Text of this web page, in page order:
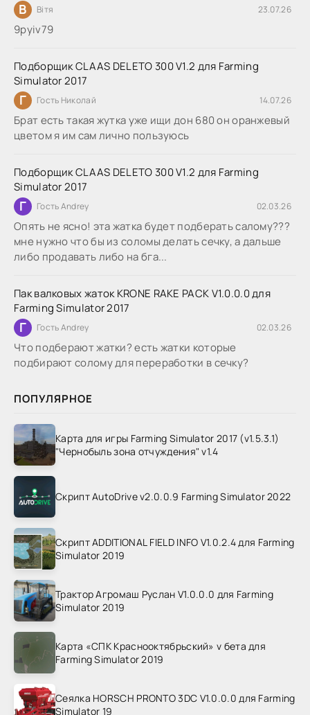
В Вітя 23.07.26
9руіv79
Подборщик CLAAS DELETO 300 V1.2 для Farming
Simulator 2017
Г Гость Николай 14.07.26
Брат есть такая жутка уже ищи дон 680 он оранжевый
цветом я им сам лично пользуюсь
Подборщик CLAAS DELETO 300 V1.2 для Farming
Simulator 2017
Г Гость Andrey 02.03.26
Опять не ясно! эта жатка будет подберать салому???
мне нужно что бы из соломы делать сечку, а дальше
либо продавать либо на бга...
Пак валковых жаток KRONE RAKE PACK V1.0.0.0 для
Farming Simulator 2017
Г Гость Andrey 02.03.26
Что подберают жатки? есть жатки которые
подбирают солому для переработки в сечку?
ПОПУЛЯРНОЕ
Карта для игры Farming Simulator 2017 (v1.5.3.1)
"Чернобыль зона отчуждения" v1.4
Скрипт AutoDrive v2.0.0.9 Farming Simulator 2022
Скрипт ADDITIONAL FIELD INFO V1.0.2.4 для Farming
Simulator 2019
Трактор Агромаш Руслан V1.0.0.0 для Farming
Simulator 2019
Карта «СПК Краснооктябрьский» v бета для
Farming Simulator 2019
Сеялка HORSCH PRONTO 3DC V1.0.0.0 для Farming
Simulator 19